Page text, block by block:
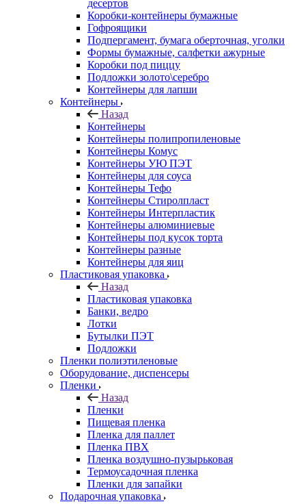
десертов
Коробки-контейнеры бумажные
Гофроящики
Подпергамент, бумага оберточная, уголки
Формы бумажные, салфетки ажурные
Коробки под пиццу
Подложки золото\серебро
Контейнеры для лапши
Контейнеры
Назад
Контейнеры
Контейнеры полипропиленовые
Контейнеры Комус
Контейнеры УЮ ПЭТ
Контейнеры для соуса
Контейнеры Тефо
Контейнеры Стиролпласт
Контейнеры Интерпластик
Контейнеры алюминиевые
Контейнеры под кусок торта
Контейнеры разные
Контейнеры для яиц
Пластиковая упаковка
Назад
Пластиковая упаковка
Банки, ведро
Лотки
Бутылки ПЭТ
Подложки
Пленки полиэтиленовые
Оборудование, диспенсеры
Пленки
Назад
Пленки
Пищевая пленка
Пленка для паллет
Пленка ПВХ
Пленка воздушно-пузырьковая
Термоусадочная пленка
Пленки для запайки
Подарочная упаковка